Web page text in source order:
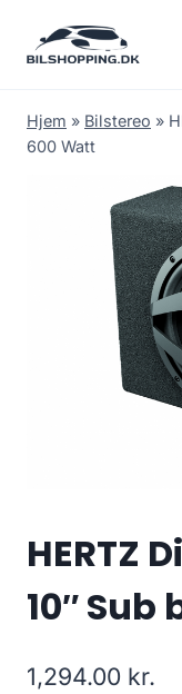
Hjem » Bilstereo »
600 Watt
HERTZ
10″
1,294.00 kr.